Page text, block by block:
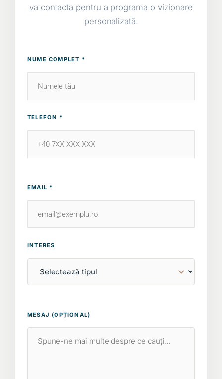
va contacta pentru a programa o vizionare
personalizată.
NUME COMPLET *
TELEFON *
EMAIL *
INTERES
MESAJ (OPȚIONAL)